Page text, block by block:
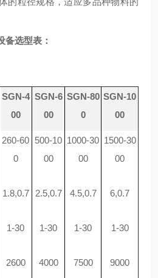
备选型表：
SGN-4
00
SGN-6
00
SGN-80
0
SGN-10
00
260-60
0
500-10
00
1000-30
00
1500-30
00
1.8,0.7 2.5,0.7 4.5,0.7 6,0.7
1-30 1-30 1-30 1-30
2600 4000 7500 9000